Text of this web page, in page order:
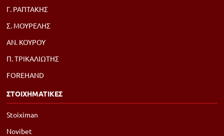
Γ. ΡΑΠΤΑΚΗΣ
Σ. ΜΟΥΡΕΛΗΣ
ΑΝ. ΚΟΥΡΟΥ
Π. ΤΡΙΚΑΛΙΩΤΗΣ
FOREHAND
ΣΤΟΙΧΗΜΑΤΙΚΕΣ
Stoiximan
Novibet